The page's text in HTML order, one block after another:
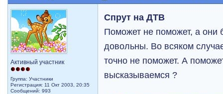
Активный участник
Группа: Участники
Регистрация: 11 Окт 2003, 20:35
Сообщений: 993
Спрут на ДТВ
Поможет не поможет, а они
довольны. Во всяком
точно не поможет. А
высказываемся ?